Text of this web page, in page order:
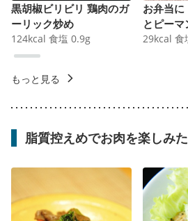
黒胡椒ビリビリ 鶏肉のガ
ーリック炒め
124kcal 食塩 0.9g
お弁当に
とピー
29kcal 食
もっと見る
脂質控えめでお肉を楽しみ